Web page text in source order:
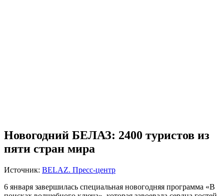
Новогодний БЕЛАЗ: 2400 туристов из
пяти стран мира
Источник: BELAZ. Пресс-центр
6 января завершилась специальная новогодняя программа «В